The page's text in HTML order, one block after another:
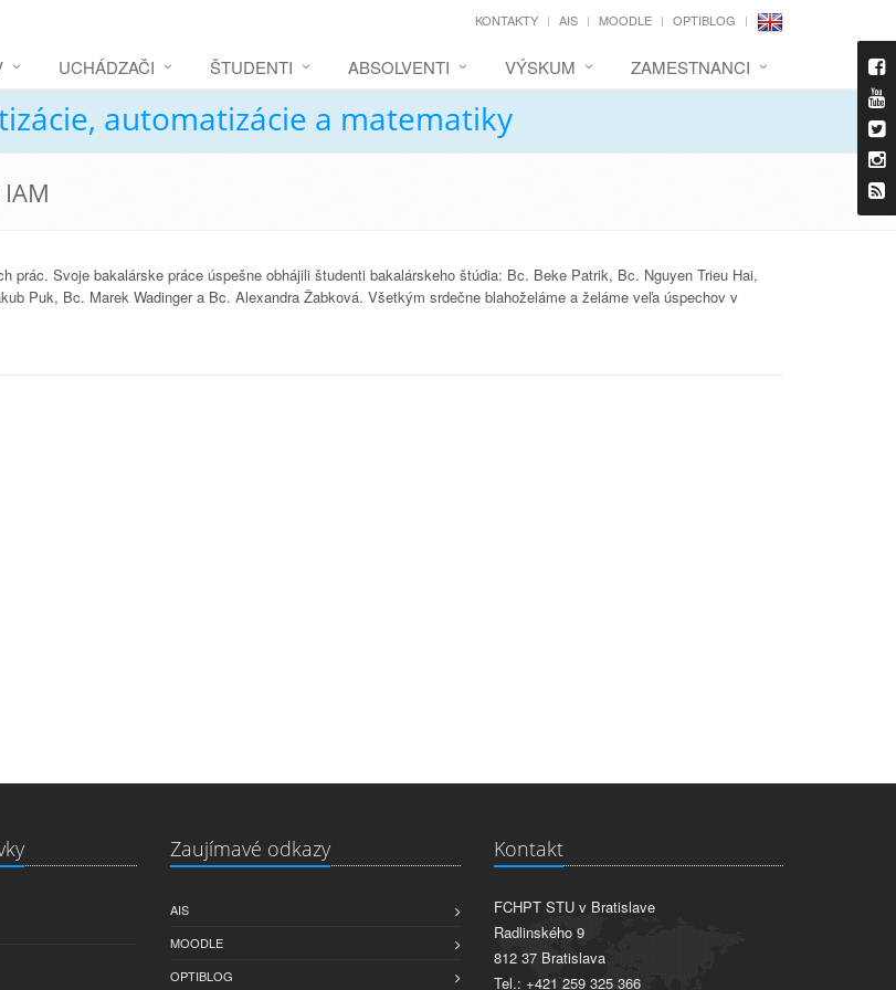
KONTAKTY AIS MOODLE OPTIBLOG
UCHÁDZAČI ŠTUDENTI ABSOLVENTI VÝSKUM ZAMESTNANCI
automatizácie a matematiky
prác. Svoje bakalárske práce úspešne obhájili študenti bakalárskeho štúdia: Bc. Beke Patrik, Bc. Nguyen Trieu Hai,
Puk, Bc. Marek Wadinger a Bc. Alexandra Žabková. Všetkým srdečne blahoželáme a želáme veľa úspechov v
Zaujímavé odkazy
AIS
MOODLE
OPTIBLOG
Kontakt
FCHPT STU v Bratislave
Radlinského 9
812 37 Bratislava
Tel.: +421 259 325 366